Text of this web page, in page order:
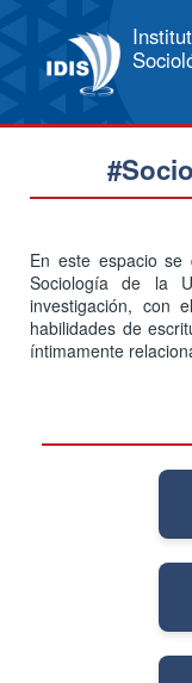
En este espacio se
Sociología de la
investigación, con
habilidades de
íntimamente